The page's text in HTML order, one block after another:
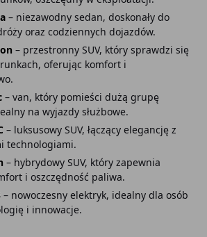
– niezawodny sedan, doskonały do
oraz codziennych dojazdów.
– przestronny SUV, który sprawdzi się
oferując komfort i
– van, który pomieści dużą grupę
na wyjazdy służbowe.
– luksusowy SUV, łączący elegancję z
technologiami.
– hybrydowy SUV, który zapewnia
i oszczędność paliwa.
– nowoczesny elektryk, idealny dla osób
i innowacje.